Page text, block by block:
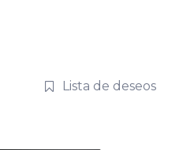
Lista de deseos